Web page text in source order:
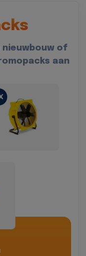
nieuwbouw of
aan